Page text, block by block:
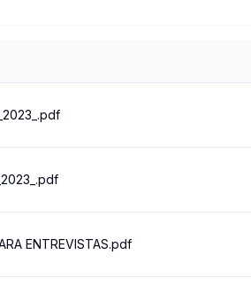
ENTREVISTAS.pdf